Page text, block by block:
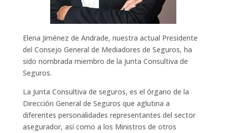
Elena Jiménez de Andrade, nuestra actual Presidente
del Consejo General de Mediadores de Seguros, ha
sido nombrada miembro de la Junta Consultiva de
Seguros.
La Junta Consultiva de seguros, es el órgano de la
Dirección General de Seguros que aglutina a
diferentes personalidades representantes del sector
asegurador, así como a los Ministros de otros